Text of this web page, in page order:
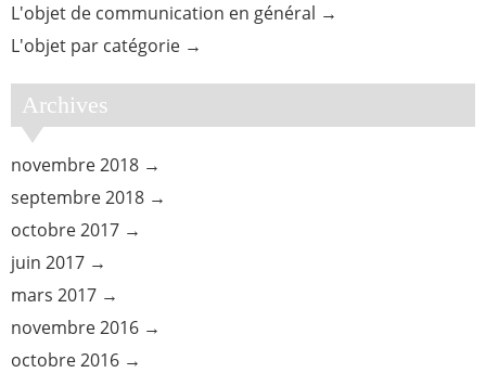
L'objet de communication en général
L'objet par catégorie
Archives
novembre 2018
septembre 2018
octobre 2017
juin 2017
mars 2017
novembre 2016
octobre 2016